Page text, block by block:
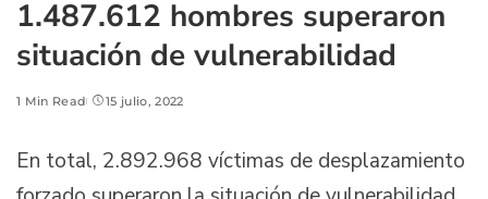
1.487.612 hombres superaron
situación de vulnerabilidad
1 Min Read 15 julio, 2022
En total, 2.892.968 víctimas de desplazamiento